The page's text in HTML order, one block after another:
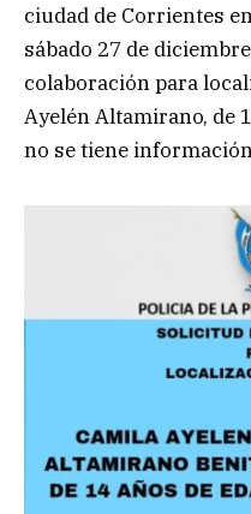
ciudad de Corrientes
sábado 27 de
colaboración para
Ayelén Altamirano, de
no se tiene